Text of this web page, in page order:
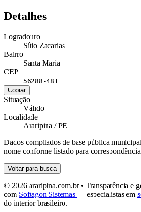
Detalhes
Logradouro
Sítio Zacarias
Bairro
Santa Maria
CEP
56288-481
Copiar
Situação
Válido
Localidade
Araripina / PE
Dados compilados de base pública
nome conforme listado para
Voltar para busca
© 2026 araripina.com.br • Transparência e
com Softagon Sistemas — especialistas em
do interior brasileiro.